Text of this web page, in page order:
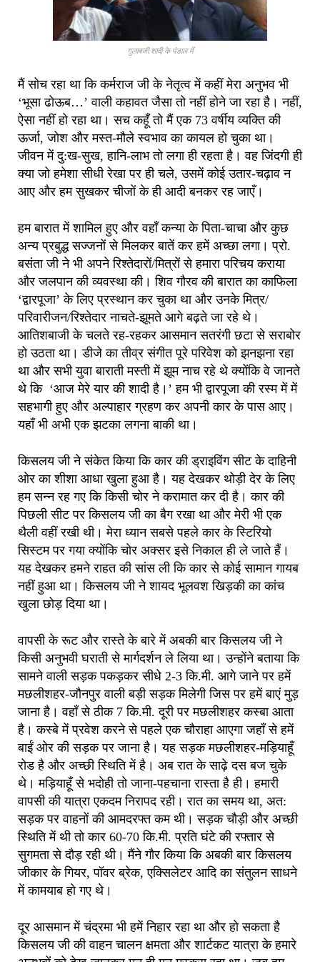
गुलाबजी शादी के पंडाल में
मैं सोच रहा था कि कर्मराज जी के नेतृत्व में कहीं मेरा अनुभव भी
‘भूसा ढोऊब…’ वाली कहावत जैसा तो नहीं होने जा रहा है। नहीं,
ऐसा नहीं हो रहा था। सच कहूँ तो मैं एक 73 वर्षीय व्यक्ति की
ऊर्जा, जोश और मस्त-मौले स्वभाव का कायल हो चुका था।
जीवन में दु:ख-सुख, हानि-लाभ तो लगा ही रहता है। वह जिंदगी ही
क्या जो हमेशा सीधी रेखा पर ही चले, उसमें कोई उतार-चढ़ाव न
आए और हम सुखकर चीजों के ही आदी बनकर रह जाएँ।
हम बारात में शामिल हुए और वहाँ कन्या के पिता-चाचा और कुछ
अन्य प्रबुद्ध सज्जनों से मिलकर बातें कर हमें अच्छा लगा। प्रो.
बसंता जी ने भी अपने रिश्तेदारों/मित्रों से हमारा परिचय कराया
और जलपान की व्यवस्था की। शिव गौरव की बारात का काफिला
‘द्वारपूजा’ के लिए प्रस्थान कर चुका था और उनके मित्र/
परिवारीजन/रिश्तेदार नाचते-झूमते आगे बढ़ते जा रहे थे।
आतिशबाजी के चलते रह-रहकर आसमान सतरंगी छटा से सराबोर
हो उठता था। डीजे का तीव्र संगीत पूरे परिवेश को झनझना रहा
था और सभी युवा बाराती मस्ती में झूम नाच रहे थे क्योंकि वे जानते
थे कि ‘आज मेरे यार की शादी है।’ हम भी द्वारपूजा की रस्म में में
सहभागी हुए और अल्पाहार ग्रहण कर अपनी कार के पास आए।
यहाँ भी अभी एक झटका लगना बाकी था।
किसलय जी ने संकेत किया कि कार की ड्राइविंग सीट के दाहिनी
ओर का शीशा आधा खुला हुआ है। यह देखकर थोड़ी देर के लिए
हम सन्न रह गए कि किसी चोर ने करामात कर दी है। कार की
पिछली सीट पर किसलय जी का बैग रखा था और मेरी भी एक
थैली वहीं रखी थी। मेरा ध्यान सबसे पहले कार के स्टिरियो
सिस्टम पर गया क्योंकि चोर अक्सर इसे निकाल ही ले जाते हैं।
यह देखकर हमने राहत की सांस ली कि कार से कोई सामान गायब
नहीं हुआ था। किसलय जी ने शायद भूलवश खिड़की का कांच
खुला छोड़ दिया था।
वापसी के रूट और रास्ते के बारे में अबकी बार किसलय जी ने
किसी अनुभवी घराती से मार्गदर्शन ले लिया था। उन्होंने बताया कि
सामने वाली सड़क पकड़कर सीधे 2-3 कि.मी. आगे जाने पर हमें
मछलीशहर-जौनपुर वाली बड़ी सड़क मिलेगी जिस पर हमें बाएं मुड़
जाना है। वहाँ से ठीक 7 कि.मी. दूरी पर मछलीशहर कस्बा आता
है। कस्बे में प्रवेश करने से पहले एक चौराहा आएगा जहाँ से हमें
बाईं ओर की सड़क पर जाना है। यह सड़क मछलीशहर-मड़ियाहूँ
रोड है और अच्छी स्थिति में है। अब रात के साढ़े दस बज चुके
थे। मड़ियाहूँ से भदोही तो जाना-पहचाना रास्ता है ही। हमारी
वापसी की यात्रा एकदम निरापद रही। रात का समय था, अत:
सड़क पर वाहनों की आमदरफ्त कम थी। सड़क चौड़ी और अच्छी
स्थिति में थी तो कार 60-70 कि.मी. प्रति घंटे की रफ्तार से
सुगमता से दौड़ रही थी। मैंने गौर किया कि अबकी बार किसलय
जीकार के गियर, पॉवर ब्रेक, एक्सिलेटर आदि का संतुलन साधने
में कामयाब हो गए थे।
दूर आसमान में चंद्रमा भी हमें निहार रहा था और हो सकता है
किसलय जी की वाहन चालन क्षमता और शार्टकट यात्रा के हमारे